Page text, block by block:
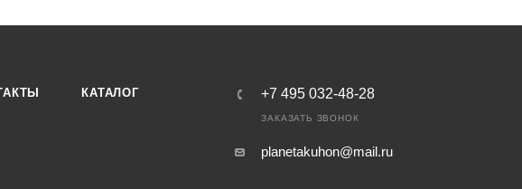
КАТАЛОГ +7 495 032-48-28
ЗАКАЗАТЬ ЗВОНОК
planetakuhon@mail.ru